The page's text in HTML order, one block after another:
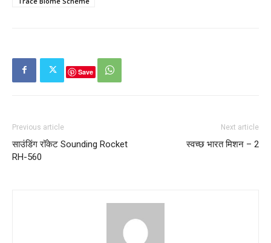
Save
Previous article
साउंडिंग रॉकेट Sounding Rocket
RH-560
Next article
स्वच्छ भारत मिशन – 2